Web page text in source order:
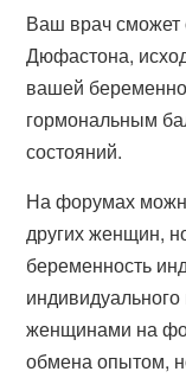
Ваш врач сможет
Дюфастона,
вашей
гормональным
состояний.
На форумах
других женщин,
беременность
женщинами на
обмена опытом,